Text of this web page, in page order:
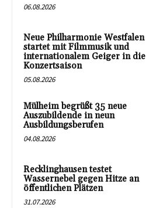
06.08.2026
Neue Philharmonie Westfalen
startet mit Filmmusik und
internationalem Geiger in die
Konzertsaison
05.08.2026
Mülheim begrüßt 35 neue
Auszubildende in neun
Ausbildungsberufen
04.08.2026
Recklinghausen testet
Wassernebel gegen Hitze an
öffentlichen Plätzen
31.07.2026